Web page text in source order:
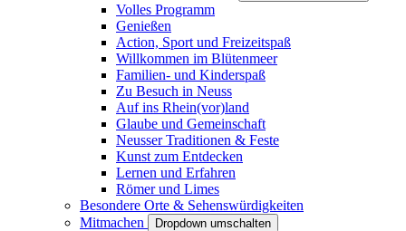
Volles Programm
Genießen
Action, Sport und Freizeitspaß
Willkommen im Blütenmeer
Familien- und Kinderspaß
Zu Besuch in Neuss
Auf ins Rhein(vor)land
Glaube und Gemeinschaft
Neusser Traditionen & Feste
Kunst zum Entdecken
Lernen und Erfahren
Römer und Limes
Besondere Orte & Sehenswürdigkeiten
Mitmachen
Dropdown umschalten